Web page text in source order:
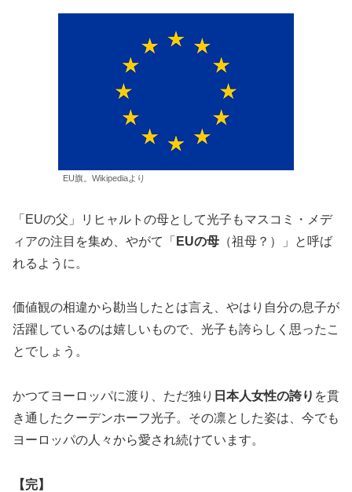
EU旗。Wikipediaより
「EUの父」リヒャルトの母として光子もマスコミ・メデ
ィアの注目を集め、やがて「 EUの母 （祖母？）」と呼ば
れるように。
価値観の相違から勘当したとは言え、やはり自分の息子が
活躍しているのは嬉しいもので、光子も誇らしく思ったこ
とでしょう。
かつてヨーロッパに渡り、ただ独り 日本人女性の誇り を貫
き通したクーデンホーフ光子。その凛とした姿は、今でも
ヨーロッパの人々から愛され続けています。
【完】